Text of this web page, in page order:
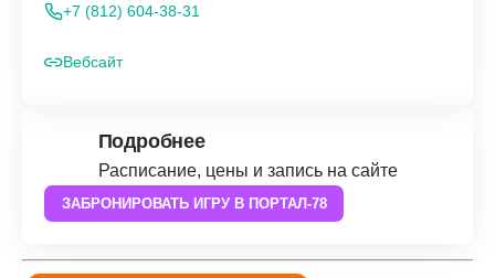
+7 (812) 604-38-31
Вебсайт
Подробнее
Расписание, цены и запись на сайте
ЗАБРОНИРОВАТЬ ИГРУ В ПОРТАЛ-78